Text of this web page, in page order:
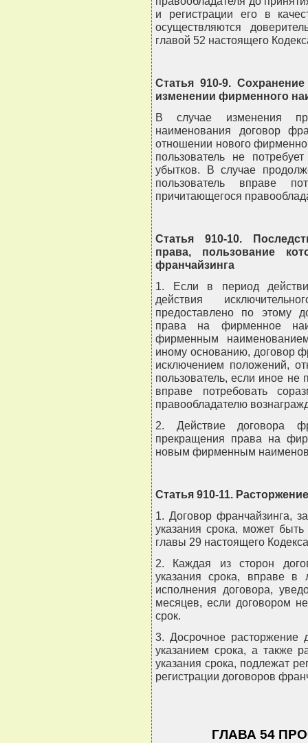
и регистрации его в
осуществляются
главой 52 настоящего
Статья 910-9.
изменении фирменного
В случае изменения
наименования договор
отношении нового
пользователь не
убытков. В случае
пользователь вправе
причитающегося
Статья 910-10.
права, пользование
франчайзинга
1. Если в период
действия
предоставлено по этому
права на фирменное
фирменным
иному основанию, договор
исключением положений,
пользователь, если иное не
вправе потребовать
правообладателю
2. Действие договора
прекращения права на
новым фирменным
Статья 910-11.
1. Договор франчайзинга,
указания срока, может быть
главы 29 настоящего
2. Каждая из сторон
указания срока, вправе в
исполнения договора,
месяцев, если договором
срок.
3. Досрочное расторжение
указанием срока, а также
указания срока, подлежат
регистрации договоров
ГЛАВА 54